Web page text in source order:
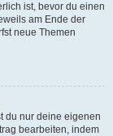
ist, bevor du einen
am Ende der
neue Themen
du nur deine eigenen
bearbeiten, indem